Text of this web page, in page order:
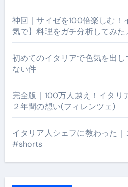
神回｜サイゼを100倍楽しむ！
気で】料理をガチ分析してみた
初めてのイタリアで色気を出
ない件
完全版｜100万人越え！イタリ
２年間の想い(フィレンツェ)
イタリア人シェフに教わった
#shorts